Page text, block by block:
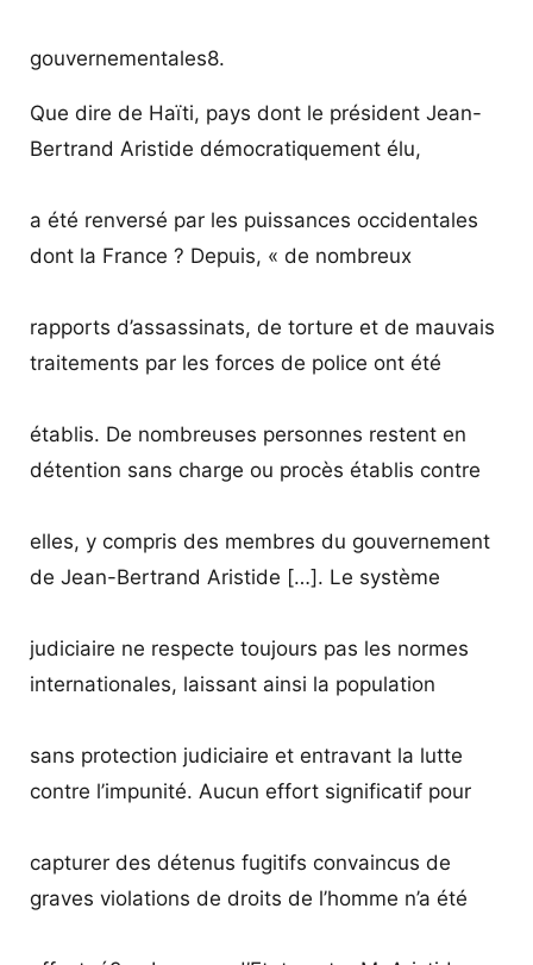
gouvernementales8.
Que dire de Haïti, pays dont le président Jean-
Bertrand Aristide démocratiquement élu,
a été renversé par les puissances occidentales
dont la France ? Depuis, « de nombreux
rapports d’assassinats, de torture et de mauvais
traitements par les forces de police ont été
établis. De nombreuses personnes restent en
détention sans charge ou procès établis contre
elles, y compris des membres du gouvernement
de Jean-Bertrand Aristide […]. Le système
judiciaire ne respecte toujours pas les normes
internationales, laissant ainsi la population
sans protection judiciaire et entravant la lutte
contre l’impunité. Aucun effort significatif pour
capturer des détenus fugitifs convaincus de
graves violations de droits de l’homme n’a été